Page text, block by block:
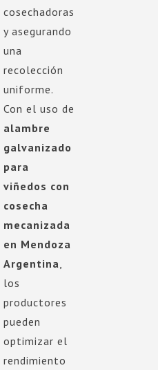
cosechadoras
y asegurando
una
recolección
uniforme.
Con el uso de
alambre
galvanizado
para
viñedos con
cosecha
mecanizada
en Mendoza
Argentina
los
productores
pueden
optimizar el
rendimiento